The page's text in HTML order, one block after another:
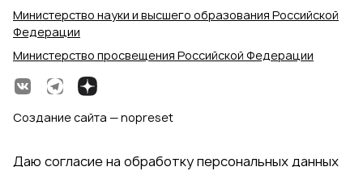
Министерство науки и высшего образования Российской
Федерации
Министерство просвещения Российской Федерации
Создание сайта — nopreset
Даю согласие на обработку персональных данных